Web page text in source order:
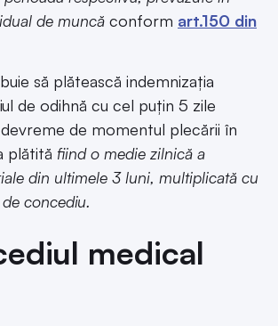
de muncă conform art.150 din
să plătească indemnizația
de odihnă cu cel puțin 5 zile
de momentul plecării în
plătită fiind o medie zilnică a
din ultimele 3 luni, multiplicată cu
concediu.
medical